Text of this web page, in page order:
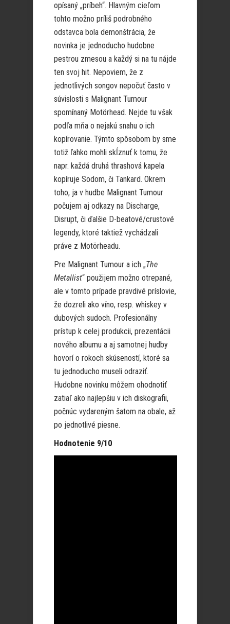
opísaný „príbeh“. Hlavným cieľom
tohto možno príliš podrobného
odstavca bola demonštrácia, že
novinka je jednoducho hudobne
pestrou zmesou a každý si na tu nájde
ten svoj hit. Nepoviem, že z
jednotlivých songov nepočuť často v
súvislosti s Malignant Tumour
spomínaný Motörhead. Nejde tu však
podľa mňa o nejakú snahu o ich
kopírovanie. Týmto spôsobom by sme
totiž ľahko mohli skĺznuť k tomu, že
napr. každá druhá thrashová kapela
kopíruje Sodom, či Tankard. Okrem
toho, ja v hudbe Malignant Tumour
počujem aj odkazy na Discharge,
Disrupt, či ďalšie D-beatové/crustové
legendy, ktoré taktiež vychádzali
práve z Motörheadu.
Pre Malignant Tumour a ich „The
Metallist“ použijem možno otrepané,
ale v tomto prípade pravdivé príslovie,
že dozreli ako víno, resp. whiskey v
dubových sudoch. Profesionálny
prístup k celej produkcii, prezentácii
nového albumu a aj samotnej hudby
hovorí o rokoch skúseností, ktoré sa
tu jednoducho museli odraziť.
Hudobne novinku môžem ohodnotiť
zatiaľ ako najlepšiu v ich diskografii,
počnúc vydareným šatom na obale, až
po jednotlivé piesne.
Hodnotenie 9/10